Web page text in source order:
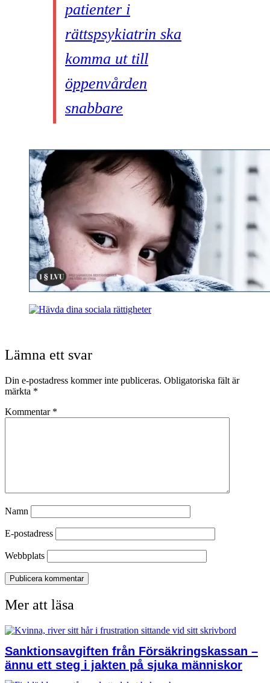
patienter i
rättspsykiatrin ska
komma ut till
öppenvården
snabbare
Lämna ett svar
Din e-postadress kommer inte publiceras. Obligatoriska fält är
märkta *
Kommentar *
Namn
E-postadress
Webbplats
Mer att läsa
Sanktionsavgiften från Försäkringskassan –
ännu ett steg i jakten på sjuka människor